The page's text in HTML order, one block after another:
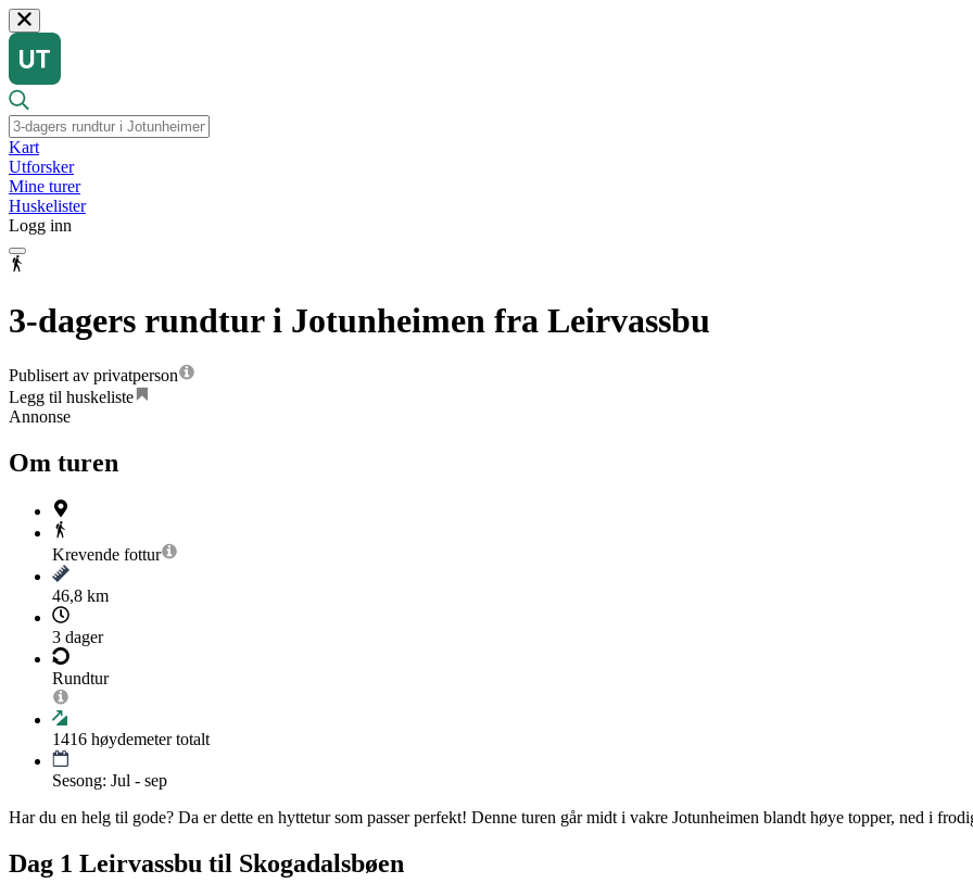
Kart
Utforsker
Mine turer
Huskelister
Logg inn
3-dagers rundtur i Jotunheimen fra Leirvassbu
Publisert av privatperson
Legg til huskeliste
Annonse
Om turen
Krevende fottur
46,8 km
3 dager
Rundtur
1416 høydemeter totalt
Sesong: Jul - sep
Har du en helg til gode? Da er dette en hyttetur som passer perfekt! Denne turen går midt i vakre Jotunheimen blandt høye topper, ned i
Dag 1 Leirvassbu til Skogadalsbøen